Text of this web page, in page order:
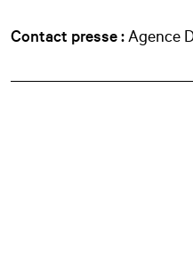
Contact presse :Agence